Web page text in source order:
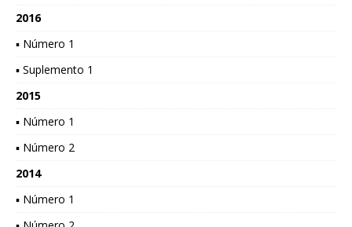
2016
▪ Número 1
▪ Suplemento 1
2015
▪ Número 1
▪ Número 2
2014
▪ Número 1